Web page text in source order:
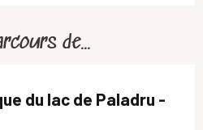
de...
du lac de Paladru -